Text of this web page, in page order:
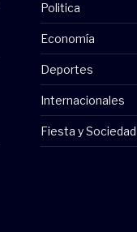
Politica
Economía
Deportes
Internacionales
Fiesta y Sociedad